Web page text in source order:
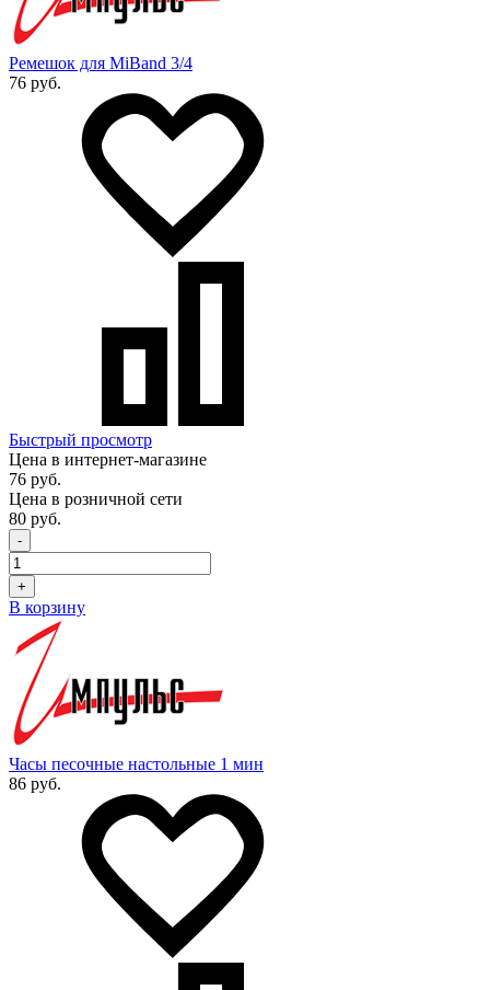
Ремешок для MiBand 3/4
76 руб.
Быстрый просмотр
Цена в интернет-магазине
76 руб.
Цена в розничной сети
80 руб.
-
+
В корзину
Часы песочные настольные 1 мин
86 руб.